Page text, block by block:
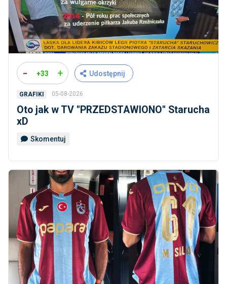
- +33 + Udostępnij
GRAFIKI 05-08-2026
Oto jak w TV ''PRZEDSTAWIONO'' Starucha
xD
Skomentuj